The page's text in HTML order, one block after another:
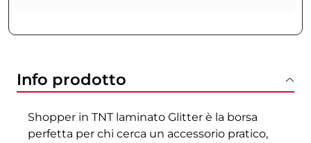
Info prodotto
Shopper in TNT laminato Glitter è la borsa
perfetta per chi cerca un accessorio pratico,